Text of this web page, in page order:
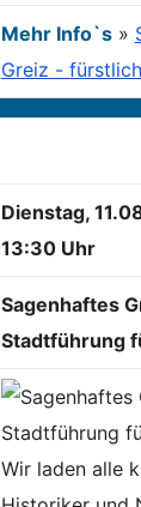
Mehr Info`s»
Greiz -
Dienstag,
13:30 Uhr
Sagenhaftes
Stadtführung
Wir laden alle